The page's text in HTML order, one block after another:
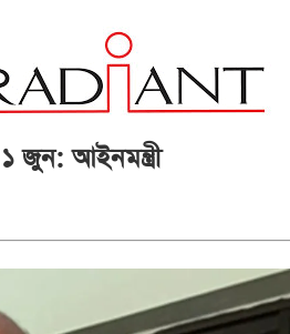
১ জুন: আইনমন্ত্রী